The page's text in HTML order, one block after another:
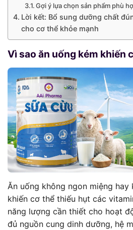
Gợi ý lựa chọn sản phẩm phù
Lời kết: Bổ sung dưỡng chất
cho cơ thể khỏe mạnh
Vì sao ăn uống kém khiến
Ăn uống không ngon miệng hay
khiến cơ thể thiếu hụt các
năng lượng cần thiết cho hoạt
đủ nguồn cung dinh dưỡng, hệ